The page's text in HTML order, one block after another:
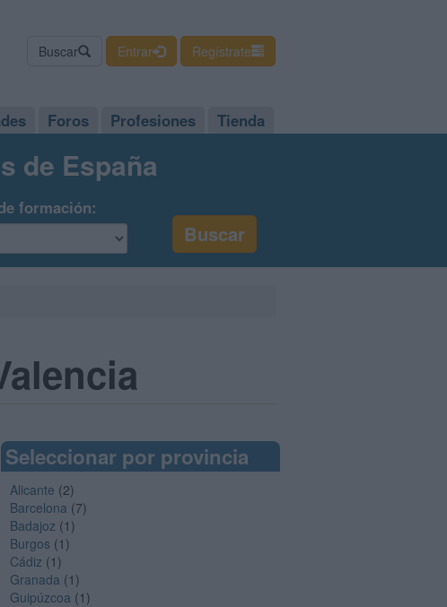
Buscar Entrar Regístrate
Foros Profesiones Tienda
de España
formación:
Seleccionar por provincia
Alicante (2)
Barcelona (7)
Badajoz (1)
Burgos (1)
Cádiz (1)
Granada (1)
Guipúzcoa (1)